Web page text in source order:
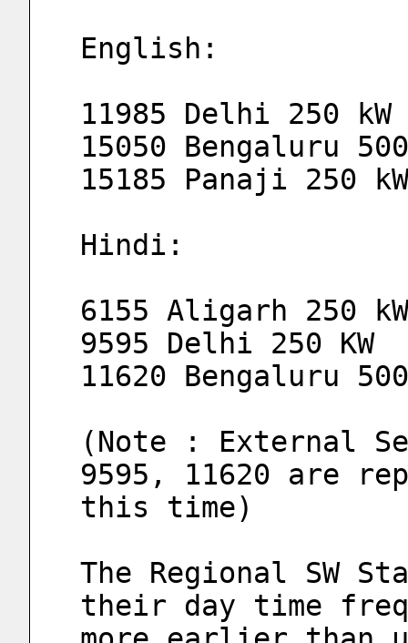
English:
11985 Delhi 250 kW
15050 Bengaluru
15185 Panaji 250 kW
Hindi:
6155 Aligarh 250 kW
9595 Delhi 250 KW
11620 Bengaluru 500
(Note : External
9595, 11620 are
this time)
The Regional SW
their day time